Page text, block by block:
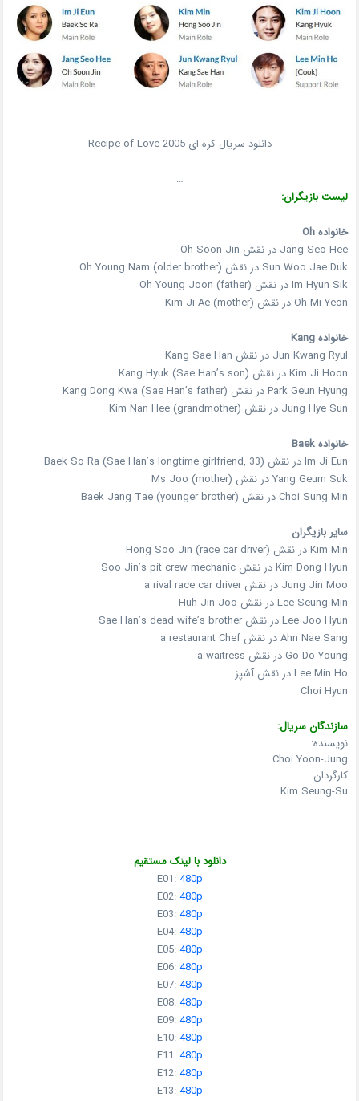
دانلود سریال کره ای Recipe of Love 2005
…
لیست بازیگران:
خانواده Oh
Jang Seo Hee در نقش Oh Soon Jin
Sun Woo Jae Duk در نقش Oh Young Nam (older brother)
Im Hyun Sik در نقش Oh Young Joon (father)
Oh Mi Yeon در نقش Kim Ji Ae (mother)
خانواده Kang
Jun Kwang Ryul در نقش Kang Sae Han
Kim Ji Hoon در نقش Kang Hyuk (Sae Han’s son)
Park Geun Hyung در نقش Kang Dong Kwa (Sae Han’s father)
Jung Hye Sun در نقش Kim Nan Hee (grandmother)
خانواده Baek
Im Ji Eun در نقش Baek So Ra (Sae Han’s longtime girlfriend, 33)
Yang Geum Suk در نقش Ms Joo (mother)
Choi Sung Min در نقش Baek Jang Tae (younger brother)
سایر بازیگران
Kim Min در نقش Hong Soo Jin (race car driver)
Kim Dong Hyun در نقش Soo Jin’s pit crew mechanic
Jung Jin Moo در نقش a rival race car driver
Lee Seung Min در نقش Huh Jin Joo
Lee Joo Hyun در نقش Sae Han’s dead wife’s brother
Ahn Nae Sang در نقش a restaurant Chef
Go Do Young در نقش a waitress
Lee Min Ho در نقش آشپز
Choi Hyun
سازندگان سریال:
نویسنده:
Choi Yoon-Jung
کارگردان:
Kim Seung-Su
دانلود با لینک مستقیم
E01:480p
E02:480p
E03:480p
E04:480p
E05:480p
E06:480p
E07:480p
E08:480p
E09:480p
E10:480p
E11:480p
E12:480p
E13:480p